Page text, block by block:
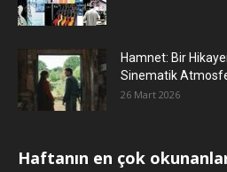
Hamnet: Bir
Sinematik
26 Mart 2026
Haftanın en çok